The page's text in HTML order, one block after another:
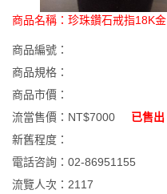
商品名稱： 珍珠鑽石戒指18K金
商品編號：
商品規格：
商品市價：
流當售價： NT$7000
已售出
新舊程度：
電話咨詢： 02-86951155
流覽人次： 2117